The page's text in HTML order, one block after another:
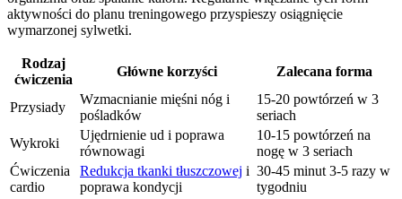
aktywności do planu treningowego przyspieszy osiągnięcie
wymarzonej sylwetki.
Rodzaj
ćwiczenia
Główne korzyści Zalecana forma
Przysiady
Wzmacnianie mięśni nóg i
pośladków
15-20 powtórzeń w 3
seriach
Wykroki
Ujędrnienie ud i poprawa
równowagi
10-15 powtórzeń na
nogę w 3 seriach
Ćwiczenia
cardio
Redukcja tkanki tłuszczowej i
poprawa kondycji
30-45 minut 3-5 razy w
tygodniu